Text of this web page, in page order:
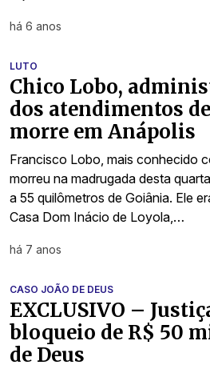
há 6 anos
LUTO
Chico Lobo,
dos atendimentos
morre em Anápolis
Francisco Lobo, mais conhecido
morreu na madrugada desta
a 55 quilômetros de Goiânia. Ele
Casa Dom Inácio de Loyola,…
há 7 anos
CASO JOÃO DE DEUS
EXCLUSIVO –
bloqueio de R$ 50
de Deus